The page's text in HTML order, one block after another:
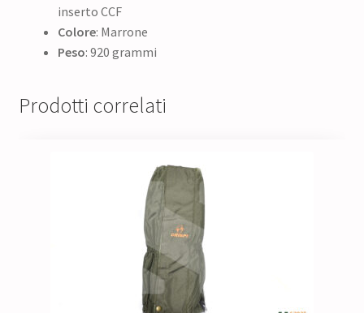
inserto CCF
Colore: Marrone
Peso: 920 grammi
Prodotti correlati